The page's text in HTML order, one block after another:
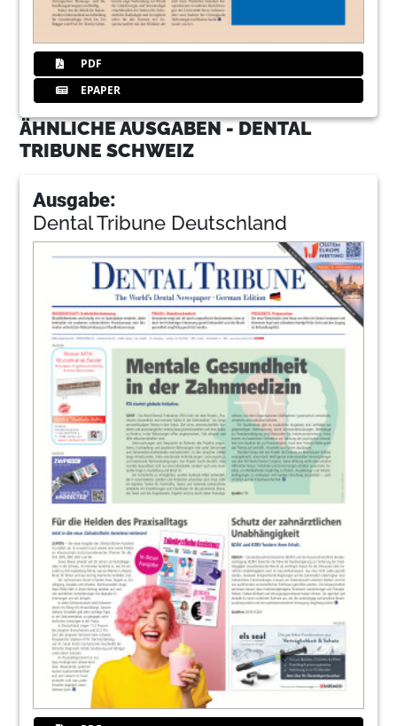
PDF
EPAPER
ÄHNLICHE AUSGABEN - DENTAL
TRIBUNE SCHWEIZ
Ausgabe:
Dental Tribune Deutschland